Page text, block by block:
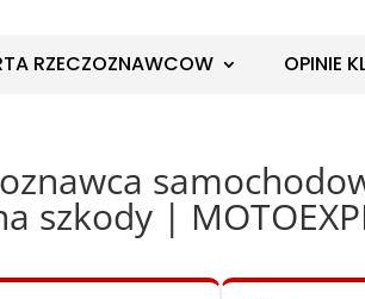
RZECZOZNAWCOW OPINIE
szkody |